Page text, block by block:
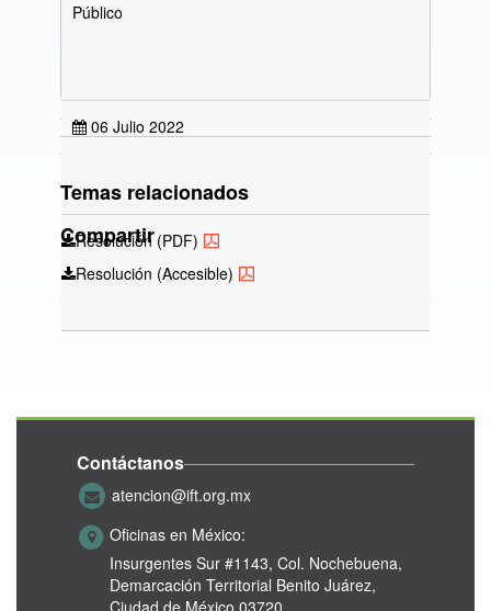
Público
06 Julio 2022
Resolución (PDF)
Resolución (Accesible)
Temas relacionados
Compartir
Contáctanos
atencion@ift.org.mx
Oficinas en México:
Insurgentes Sur #1143, Col. Nochebuena,
Demarcación Territorial Benito Juárez,
Ciudad de México 03720